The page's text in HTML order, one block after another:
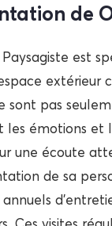
de
Paysagiste est
extérieur
sont pas
émotions et
une écoute
de sa